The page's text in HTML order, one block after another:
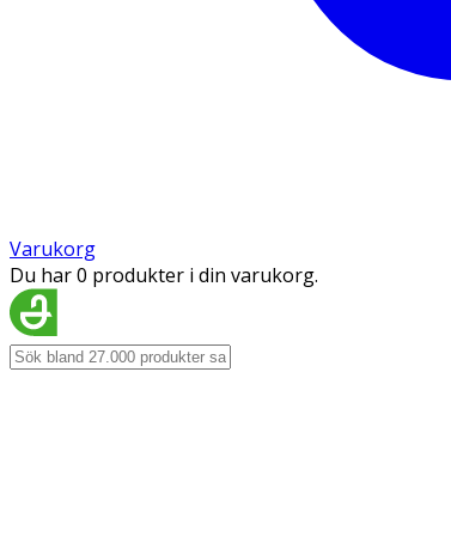
Varukorg
Du har 0 produkter i din varukorg.